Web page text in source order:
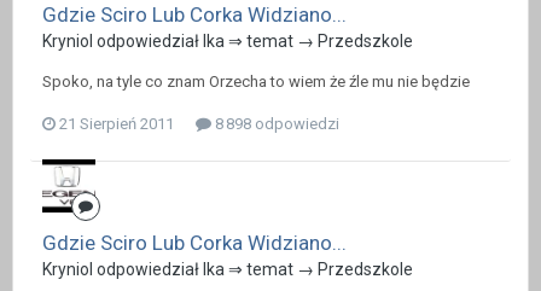
Gdzie Sciro Lub Corka Widziano...
Kryniol odpowiedział Ika ⇒ temat → Przedszkole
Spoko, na tyle co znam Orzecha to wiem że źle mu nie będzie
21 Sierpień 2011 8 898 odpowiedzi
Gdzie Sciro Lub Corka Widziano...
Kryniol odpowiedział Ika ⇒ temat → Przedszkole